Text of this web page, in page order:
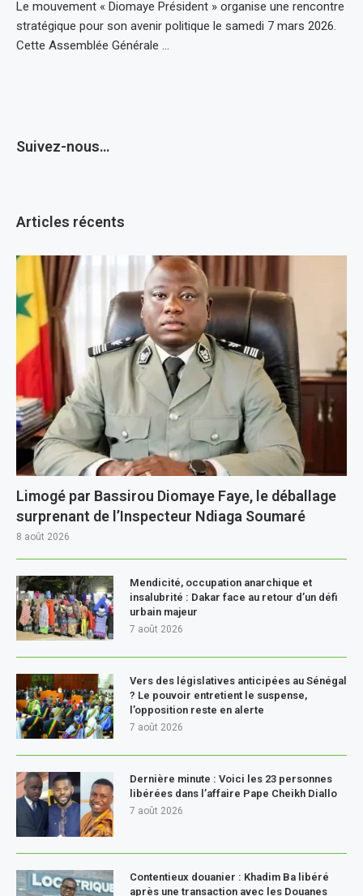
Le mouvement « Diomaye Président » organise une rencontre
stratégique pour son avenir politique le samedi 7 mars 2026.
Cette Assemblée Générale …
Suivez-nous…
Articles récents
Limogé par Bassirou Diomaye Faye, le déballage
surprenant de l’Inspecteur Ndiaga Soumaré
8 août 2026
Mendicité, occupation anarchique et
insalubrité : Dakar face au retour d’un défi
urbain majeur
7 août 2026
Vers des législatives anticipées au Sénégal
? Le pouvoir entretient le suspense,
l’opposition reste en alerte
7 août 2026
Dernière minute : Voici les 23 personnes
libérées dans l’affaire Pape Cheikh Diallo
7 août 2026
Contentieux douanier : Khadim Ba libéré
après une transaction avec les Douanes